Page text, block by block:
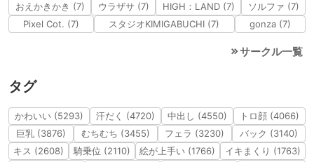
おえかきかき (7)
ウラザサ (7) HIGH：LAND (7)
ソルファ (7)
Pixel Cot. (7)
スタジオKIMIGABUCHI (7) gonza (7)
サークル一覧
タグ
かわいい (5293) 汗だく (4720) 中出し (4550)
トロ顔 (4066)
巨乳 (3876)
むちむち (3455) フェラ (3230)
バック (3140)
キス (2608)
騎乗位 (2110) 絵が上手い (1766)
イキまくり (1763)